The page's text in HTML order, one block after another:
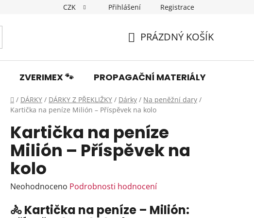
Dopravné Obchodní podmínky Podmínky ochrany
CZK Přihlášení Registrace
KOŠÍK
PRÁZDNÝ KOŠÍK
ZVERIMEX 🐾 PROPAGAČNÍ MATERIÁLY
Domů
/ DÁRKY / DÁRKY Z PŘEKLIŽKY / Dárky / Na peněžní dary /
Kartička na peníze Milión – Příspěvek na kolo
Kartička na peníze
Milión – Příspěvek na
kolo
Průměrné
produktu
Neohodnoceno Podrobnosti hodnocení
🚴 Kartička na peníze – Milión: